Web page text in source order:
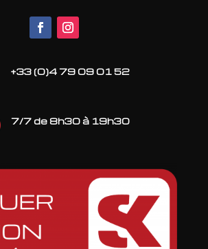
+33 (0)4 79 09 01 52
7/7 de 8h30 à 19h30